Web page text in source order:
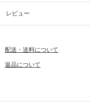
レビュー
配送・送料について
返品について